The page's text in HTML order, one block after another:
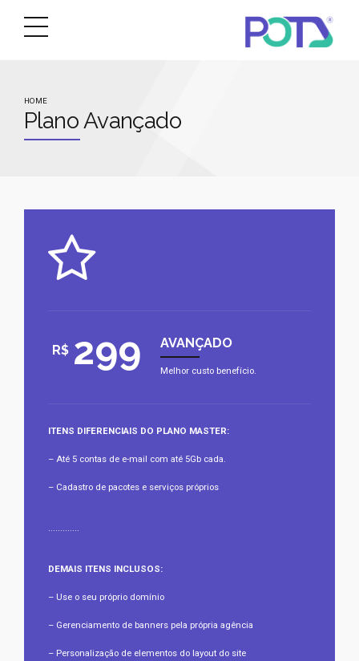
HOME
Plano Avançado
R$ 299 AVANÇADO
Melhor custo benefício.
ITENS DIFERENCIAIS DO PLANO MASTER:
– Até 5 contas de e-mail com até 5Gb cada.
– Cadastro de pacotes e serviços próprios
.............
DEMAIS ITENS INCLUSOS:
– Use o seu próprio domínio
– Gerenciamento de banners pela própria agência
– Personalização de elementos do layout do site